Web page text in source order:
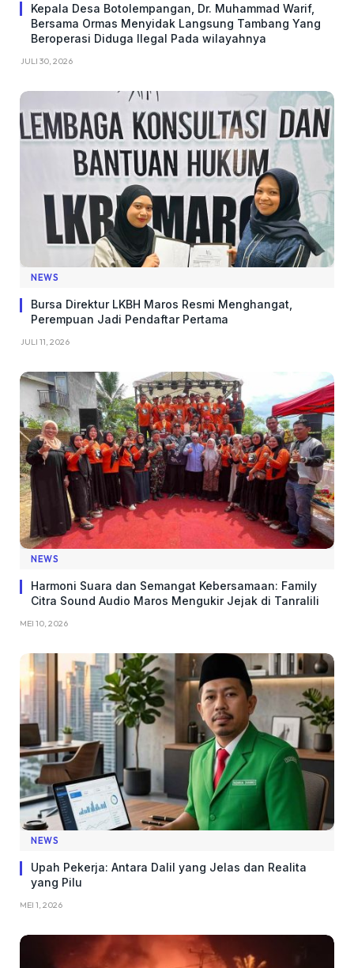
Kepala Desa Botolempangan, Dr. Muhammad Warif,
Bersama Ormas Menyidak Langsung Tambang Yang
Beroperasi Diduga Ilegal Pada wilayahnya
JULI 30, 2026
NEWS
Bursa Direktur LKBH Maros Resmi Menghangat,
Perempuan Jadi Pendaftar Pertama
JULI 11, 2026
NEWS
Harmoni Suara dan Semangat Kebersamaan: Family
Citra Sound Audio Maros Mengukir Jejak di Tanralili
MEI 10, 2026
NEWS
Upah Pekerja: Antara Dalil yang Jelas dan Realita
yang Pilu
MEI 1, 2026